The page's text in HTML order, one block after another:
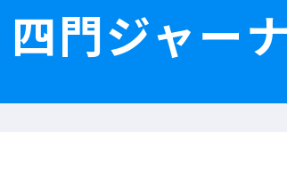
四門ジャー